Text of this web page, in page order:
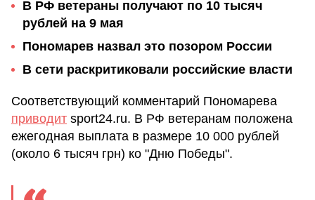
В РФ ветераны получают по 10 тысяч
рублей на 9 мая
Пономарев назвал это позором России
В сети раскритиковали российские власти
Соответствующий комментарий Пономарева
приводит sport24.ru. В РФ ветеранам положена
ежегодная выплата в размере 10 000 рублей
(около 6 тысяч грн) ко "Дню Победы".